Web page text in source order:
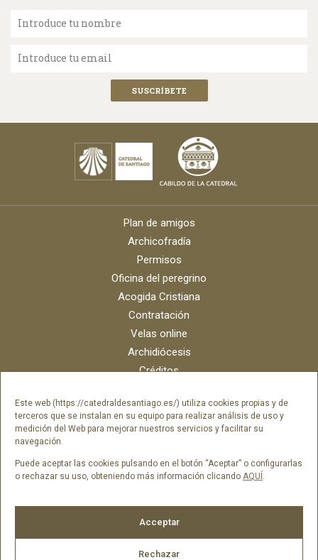
Este web (https://catedraldesantiago.es/) utiliza cookies propias y de
terceros que se instalan en su equipo para realizar análisis de uso y
medición del Web para mejorar nuestros servicios y facilitar su
navegación.
Puede aceptar las cookies pulsando en el botón “Aceptar” o configurarlas
o rechazar su uso, obteniendo más información clicando AQUÍ.
Acceptar
Rechazar
Introduce tu nombre
Introduce tu email
Plan de amigos
Archicofradía
Permisos
Oficina del peregrino
Acogida Cristiana
Contratación
Velas online
Archidiócesis
Créditos
Contacto
Portal del empleado SAMI Catedral